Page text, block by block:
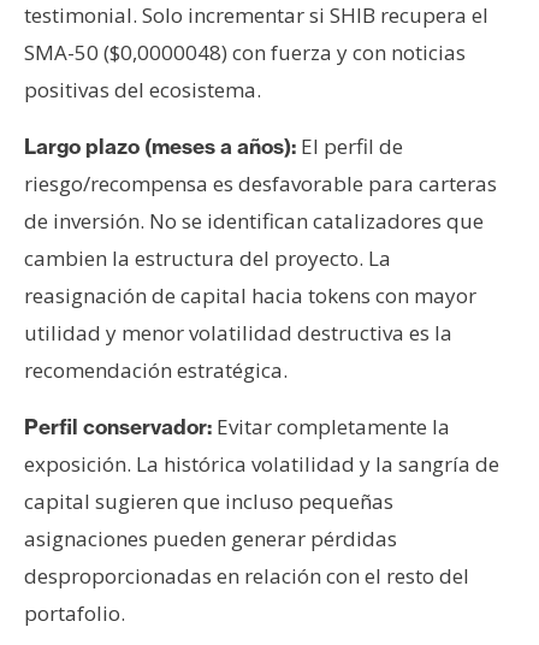
testimonial. Solo incrementar si SHIB recupera el
SMA-50 ($0,0000048) con fuerza y con noticias
positivas del ecosistema.
Largo plazo (meses a años): El perfil de
riesgo/recompensa es desfavorable para carteras
de inversión. No se identifican catalizadores que
cambien la estructura del proyecto. La
reasignación de capital hacia tokens con mayor
utilidad y menor volatilidad destructiva es la
recomendación estratégica.
Perfil conservador: Evitar completamente la
exposición. La histórica volatilidad y la sangría de
capital sugieren que incluso pequeñas
asignaciones pueden generar pérdidas
desproporcionadas en relación con el resto del
portafolio.